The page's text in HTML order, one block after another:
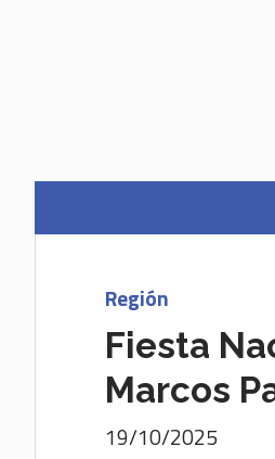
Fiesta
Marcos
Región
19/10/2025